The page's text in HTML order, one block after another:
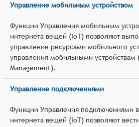
Управление мобильным устройством
Функции Управления мобильным
интернета вещей (IoT) позволяют
управление ресурсами мобильного
управления мобильными устройствам
Management).
Управление подключениями
Функции Управления подключениями
интернета вещей (IoT) позволяют